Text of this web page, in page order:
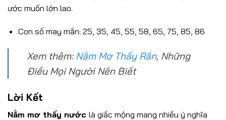
ước muốn lớn lao.
Con số may mắn: 25, 35, 45, 55, 58, 65, 75, 85, 86
Xem thêm:Nằm Mơ Thấy Rắn, Những
Điều Mọi Người Nên Biết
Lời Kết
Nằm mơ thấy nước là giấc mộng mang nhiều ý nghĩa